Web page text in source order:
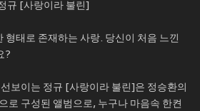
규 [사랑이라 불린]
형태로 존재하는 사랑. 당신이 처음 느낀
?
보이는 정규 [사랑이라 불린]은 정승환의
로 구성된 앨범으로, 누구나 마음속 한켠